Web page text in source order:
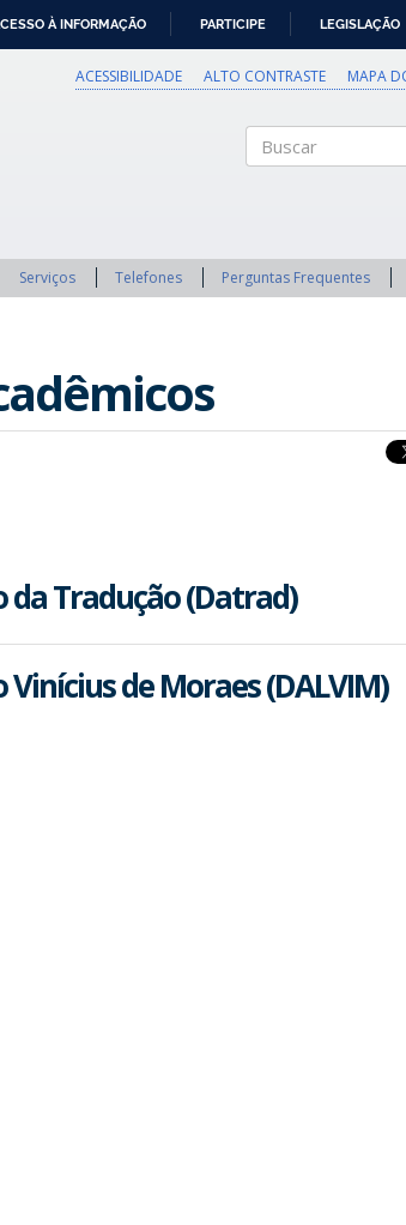
À INFORMAÇÃO PARTICIPE LEGISLAÇÃO
ACESSIBILIDADE ALTO CONTRASTE MAPA
Serviços Telefones Perguntas Frequentes
Tradução (Datrad)
de Moraes (DALVIM)